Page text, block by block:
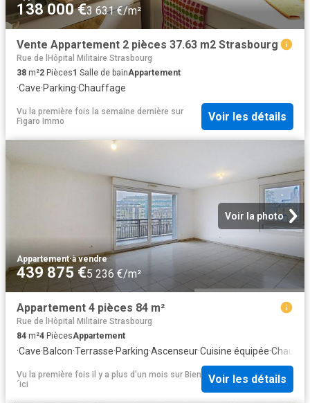
138 000 €3 631 €/m²
Vente Appartement 2 pièces 37.63 m2 Strasbourg
Rue de lHôpital Militaire Strasbourg
38 m²2 Pièces1 Salle de bainAppartement
·Cave·Parking·Chauffage
Vu la première fois la semaine dernière sur
Figaro Immo
Voir les détails
Voir la photo
Appartement·à vendre
439 875 €5 236 €/m²
Appartement 4 pièces 84 m²
Rue de lHôpital Militaire Strasbourg
84 m²4 PiècesAppartement
·Cave·Balcon·Terrasse·Parking·Ascenseur·Cuisine équipée·
Vu la première fois il y a plus d'un mois sur Bien
´ici
Voir les détails